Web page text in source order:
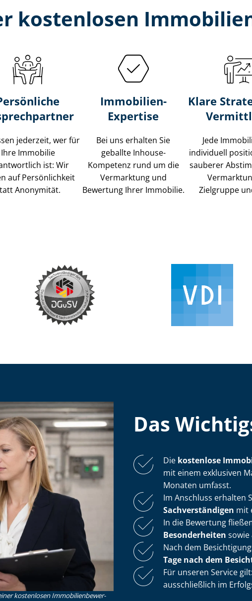
kostenlosen
jederzeit, wer für
Ihre Immobilie
ist: Wir
auf Persönlichkeit
Anonymität.
Immobilien-
Expertise
Bei uns erhalten Sie
geballte Inhouse-
Kompetenz rund um die
Vermarktung und
Bewertung Ihrer Immobilie.
Klare
Jede
individuell
sauberer
Zielgruppe
kostenlosen Im­mo­bi­li­en­be­wer­
Das
Die kostenlose
mit einem exklusiven
Monaten umfasst.
Im Anschluss erhalten
Sach­ver­stän­di­gen mit
In die Bewertung
Besonderheiten sowie
Nach dem
Tage nach dem
Für unseren Service
ausschließlich im